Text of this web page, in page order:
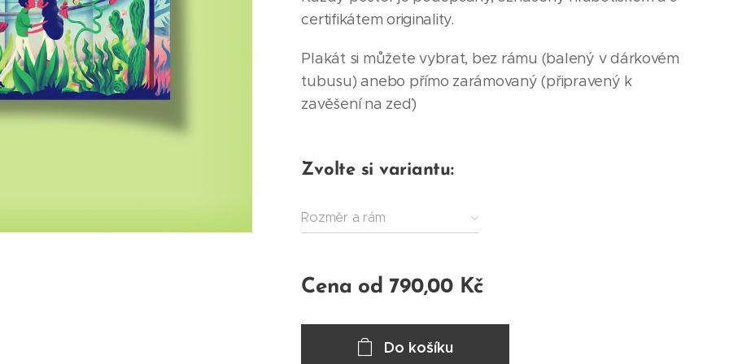
certifikátem originality.
Plakát si můžete vybrat, bez rámu (balený v dárkovém
tubusu) anebo přímo zarámovaný (připravený k
zavěšení na zeď)
Zvolte si variantu:
Rozměr a rám
Cena od 790,00Kč
Do košíku